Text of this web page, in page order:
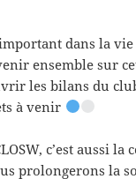
dans la
ensemble sur
les bilans du
à venir
c’est aussi
prolongerons la